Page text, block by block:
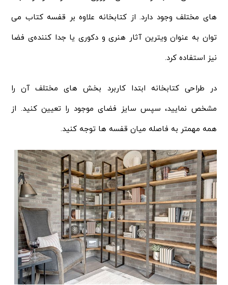
های مختلف وجود دارد. از کتابخانه علاوه بر قفسه کتاب می
توان به عنوان ویترین آثار هنری و دکوری یا جدا کننده‌ی فضا
نیز استفاده کرد.
در طراحی کتابخانه ابتدا کاربرد بخش های مختلف آن را
مشخص نمایید، سپس سایز فضای موجود را تعیین کنید. از
همه مهمتر به فاصله میان قفسه ها توجه کنید.